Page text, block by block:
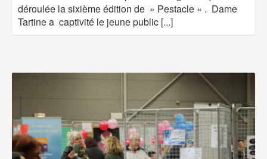
déroulée la sixième édition de » Pestacle « . Dame
Tartine a captivité le jeune public [...]